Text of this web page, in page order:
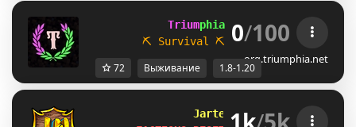
Triumphia
[1.8 / 1.20.x]
⛏ Survival
⛏ ☁ Parkour
0/100
org.triumphia.net
72 Выживание 1.8-1.20
Jartex Network